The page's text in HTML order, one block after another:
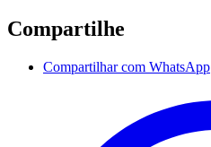
Compartilhe
Compartilhar com WhatsApp